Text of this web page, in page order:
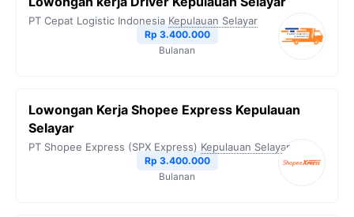
PT Cepat Logistic Indonesia Kepulauan Selayar
Rp 3.400.000
Bulanan
Lowongan Kerja Shopee Express Kepulauan
Selayar
PT Shopee Express (SPX Express) Kepulauan Selayar
Rp 3.400.000
Bulanan